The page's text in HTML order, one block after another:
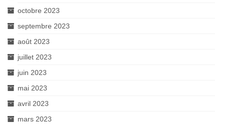
octobre 2023
septembre 2023
août 2023
juillet 2023
juin 2023
mai 2023
avril 2023
mars 2023